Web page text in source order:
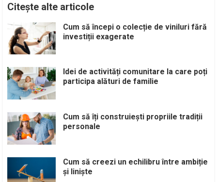
Citește alte articole
Cum să începi o colecție de viniluri fără
investiții exagerate
Idei de activități comunitare la care poți
participa alături de familie
Cum să îți construiești propriile tradiții
personale
Cum să creezi un echilibru între ambiție
și liniște